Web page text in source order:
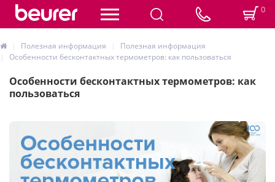
0
Полезная информация
Полезная информация
Особенности бесконтактных термометров: как пользоваться
Особенности бесконтактных термометров: как
пользоваться